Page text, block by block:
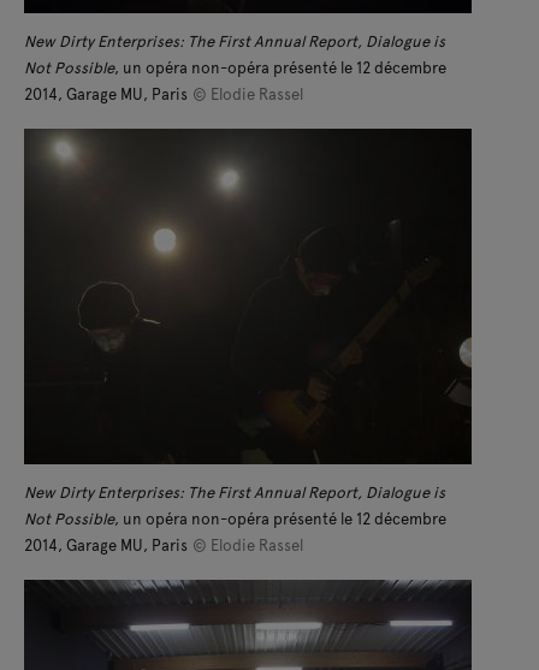
New Dirty Enterprises: The First Annual Report, Dialogue is
Not Possible, un opéra non-opéra présenté le 12 décembre
2014, Garage MU, Paris © Elodie Rassel
New Dirty Enterprises: The First Annual Report, Dialogue is
Not Possible, un opéra non-opéra présenté le 12 décembre
2014, Garage MU, Paris © Elodie Rassel